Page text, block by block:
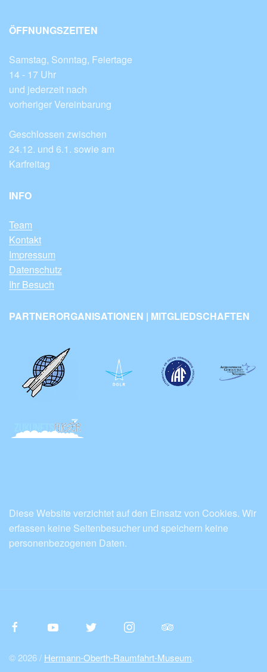
ÖFFNUNGSZEITEN
Samstag, Sonntag, Feiertage
14 - 17 Uhr
und jederzeit nach
vorheriger Vereinbarung
Geschlossen zwischen
24.12. und 6.1. sowie am
Karfreitag
INFO
Team
Kontakt
Impressum
Datenschutz
Ihr Besuch
PARTNERORGANISATIONEN | MITGLIEDSCHAFTEN
Diese Website verzichtet auf den Einsatz von Cookies. Wir
erfassen keine Seitenbesucher und speichern keine
personenbezogenen Daten.
© 2026 / Hermann-Oberth-Raumfahrt-Museum.